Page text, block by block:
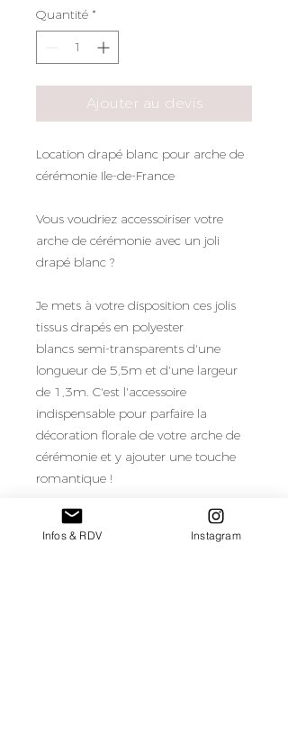
Quantité *
Ajouter au devis
Location drapé blanc pour arche de
cérémonie Ile-de-France
Vous voudriez accessoiriser votre
arche de cérémonie avec un joli
drapé blanc ?
Je mets à votre disposition ces jolis
tissus drapés en polyester
blancs semi-transparents d'une
longueur de 5,5m et d'une largeur
de 1,3m. C'est l'accessoire
indispensable pour parfaire la
décoration florale de votre arche de
cérémonie et y ajouter une touche
romantique !
Quantité en stock : 4
Infos & RDV Instagram